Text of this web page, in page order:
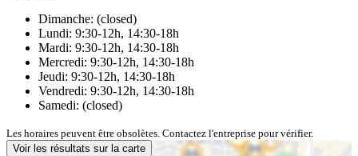
Dimanche: (closed)
Lundi: 9:30-12h, 14:30-18h
Mardi: 9:30-12h, 14:30-18h
Mercredi: 9:30-12h, 14:30-18h
Jeudi: 9:30-12h, 14:30-18h
Vendredi: 9:30-12h, 14:30-18h
Samedi: (closed)
Les horaires peuvent être obsolètes. Contactez l'entreprise pour vérifier.
Voir les résultats sur la carte